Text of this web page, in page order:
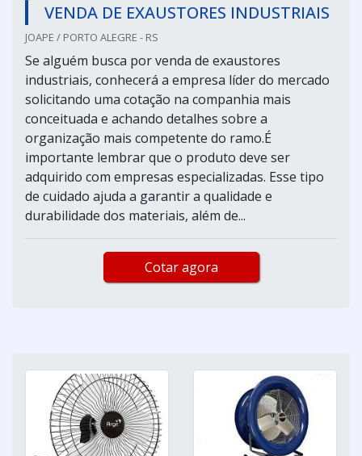
VENDA DE EXAUSTORES INDUSTRIAIS
JOAPE / PORTO ALEGRE - RS
Se alguém busca por venda de exaustores
industriais, conhecerá a empresa líder do mercado
solicitando uma cotação na companhia mais
conceituada e achando detalhes sobre a
organização mais competente do ramo.É
importante lembrar que o produto deve ser
adquirido com empresas especializadas. Esse tipo
de cuidado ajuda a garantir a qualidade e
durabilidade dos materiais, além de...
Cotar agora